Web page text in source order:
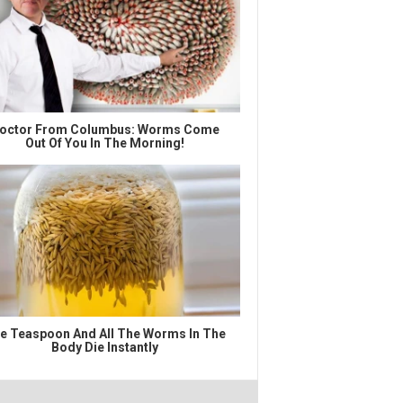
From Columbus: Worms Come
Out Of You In The Morning!
Teaspoon And All The Worms In The
Body Die Instantly